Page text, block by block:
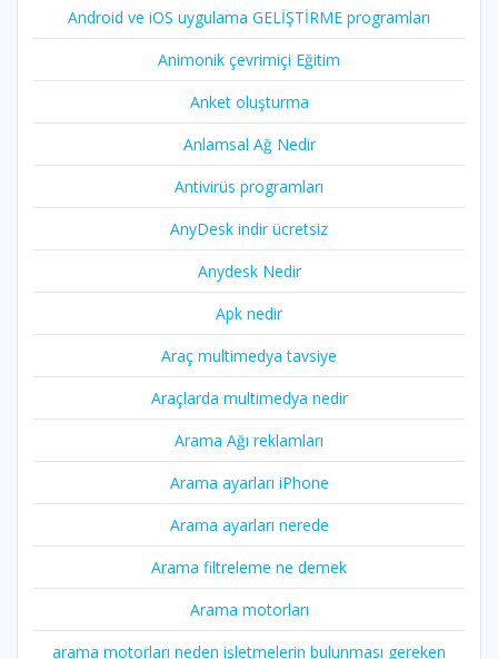
Android ve iOS uygulama GELİŞTİRME programları
Animonik çevrimiçi Eğitim
Anket oluşturma
Anlamsal Ağ Nedir
Antivirüs programları
AnyDesk indir ücretsiz
Anydesk Nedir
Apk nedir
Araç multimedya tavsiye
Araçlarda multimedya nedir
Arama Ağı reklamları
Arama ayarları iPhone
Arama ayarları nerede
Arama filtreleme ne demek
Arama motorları
arama motorları neden işletmelerin bulunması gereken